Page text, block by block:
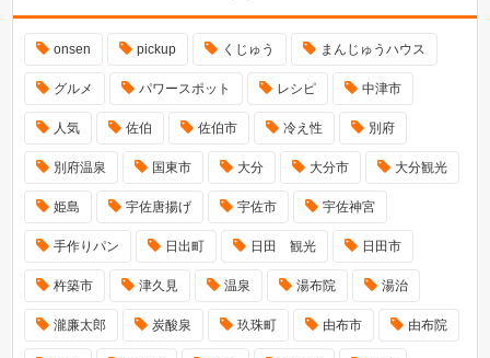
onsen pickup くじゅう まんじゅうハウス
グルメ パワースポット レシピ 中津市
人気 佐伯 佐伯市 冷え性 別府
別府温泉 国東市 大分 大分市 大分観光
姫島 宇佐唐揚げ 宇佐市 宇佐神宮
手作りパン 日出町 日田 観光 日田市
杵築市 津久見 温泉 湯布院 湯治
瀧廉太郎 炭酸泉 玖珠町 由布市 由布院